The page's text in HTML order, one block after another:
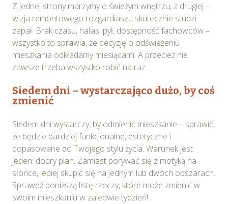
Z jednej strony marzymy o świeżym wnętrzu, z drugiej –
wizja remontowego rozgardiaszu skutecznie studzi
zapał. Brak czasu, hałas, pył, dostępność fachowców –
wszystko to sprawia, że decyzję o odświeżeniu
mieszkania odkładamy miesiącami. A przecież nie
zawsze trzeba wszystko robić na raz.
Siedem dni – wystarczająco dużo, by coś
zmienić
Siedem dni wystarczy, by odmienić mieszkanie – sprawić,
że będzie bardziej funkcjonalne, estetyczne i
dopasowane do Twojego stylu życia. Warunek jest
jeden: dobry plan. Zamiast porywać się z motyką na
słońce, lepiej skupić się na jednym lub dwóch obszarach.
Sprawdź poniższą listę rzeczy, które może zmienić w
swoim mieszkaniu w zaledwie tydzień!